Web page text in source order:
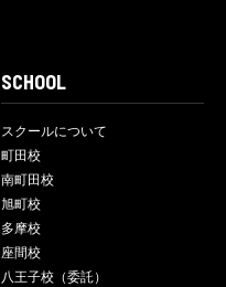
SCHOOL
スクールについて
町田校
南町田校
旭町校
多摩校
座間校
八王子校（委託）